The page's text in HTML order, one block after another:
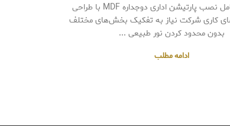
این پروژه شامل نصب پارتیشن اداری دوجداره MDF با طراحی
کاری شرکت نیاز به تفکیک بخش‌های مختلف
بدون محدود کردن نور طبیعی ...
ادامه مطلب